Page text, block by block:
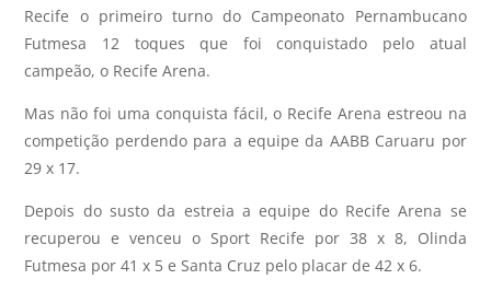
Recife o primeiro turno do Campeonato Pernambucano
Futmesa 12 toques que foi conquistado pelo atual
campeão, o Recife Arena.
Mas não foi uma conquista fácil, o Recife Arena estreou na
competição perdendo para a equipe da AABB Caruaru por
29 x 17.
Depois do susto da estreia a equipe do Recife Arena se
recuperou e venceu o Sport Recife por 38 x 8, Olinda
Futmesa por 41 x 5 e Santa Cruz pelo placar de 42 x 6.